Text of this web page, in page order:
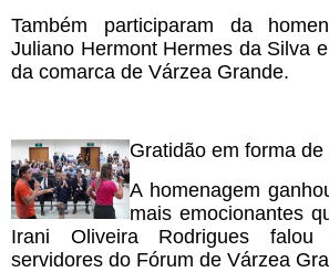
Também participaram da
Juliano Hermont Hermes da Silva
da comarca de Várzea Grande.
Gratidão em forma de
A homenagem
mais emocionantes
Irani Oliveira Rodrigues
servidores do Fórum de Várzea